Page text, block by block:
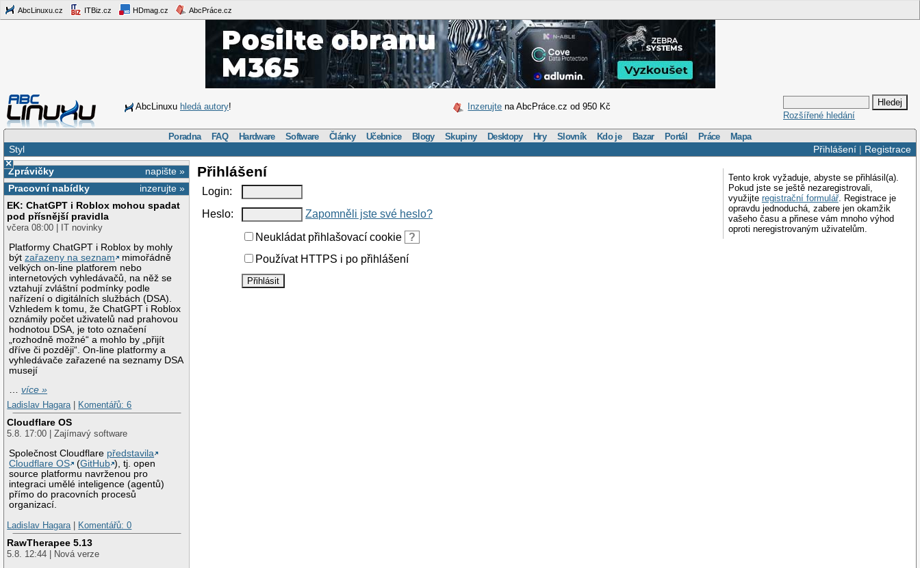
AbcLinuxu.cz ITBiz.cz HDmag.cz AbcPráce.cz
AbcLinuxu hledá autory! Inzerujte na AbcPráce.cz od 950 Kč
Rozšířené hledání
Poradna FAQ Hardware Software Články Učebnice Blogy Skupiny Desktopy Hry Slovník Kdo je Bazar Portál Práce Mapa
Přihlášení| Registrace
Styl
×
napište »
Zprávičky
inzerujte »
Pracovní nabídky
EK: ChatGPT i Roblox mohou spadat
pod přísnější pravidla
včera 08:00 | IT novinky
Platformy ChatGPT i Roblox by mohly
býtzařazeny na seznam
mimořádně
velkých on-line platforem nebo
internetových vyhledávačů, na něž se
vztahují zvláštní podmínky podle
nařízení o digitálních službách (DSA).
Vzhledem k tomu, že ChatGPT i Roblox
oznámily počet uživatelů nad prahovou
hodnotou DSA, je toto označení
„rozhodně možné“ a mohlo by „přijít
dříve či později“. On-line platformy a
vyhledávače zařazené na seznamy DSA
musejí
…více »
Ladislav Hagara
Komentářů: 6
Cloudflare OS
5.8. 17:00 | Zajímavý software
Společnost Cloudflare představila
Cloudflare OS
(GitHub ), tj. open
source platformu navrženou pro
integraci umělé inteligence (agentů)
přímo do pracovních procesů
organizací.
Ladislav Hagara
Komentářů: 0
RawTherapee 5.13
5.8. 12:44 | Nová verze
Tento krok vyžaduje, abyste se přihlásil(a).
Pokud jste se ještě nezaregistrovali,
využijte registrační formulář. Registrace je
opravdu jednoduchá, zabere jen okamžik
vašeho času a přinese vám mnoho výhod
oproti neregistrovaným uživatelům.
Přihlášení
Login:
Heslo:
Zapomněli jste své heslo?
Neukládat přihlašovací cookie
?
Používat HTTPS i po přihlášení